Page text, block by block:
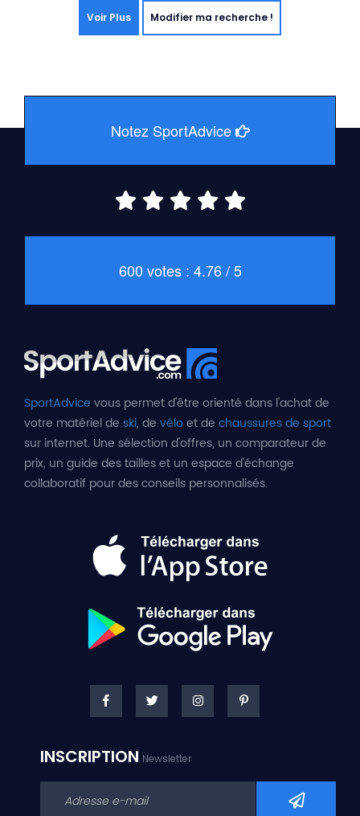
Voir Plus Modifier ma recherche !
Notez SportAdvice
600 votes : 4.76 / 5
SportAdvice vous permet d'être orienté dans l'achat de
votre matériel de ski, de véloet de chaussures de sport
sur internet. Une sélection d'offres, un comparateur de
prix, un guide des tailles et un espace d'échange
collaboratif pour des conseils personnalisés.
INSCRIPTION Newsletter